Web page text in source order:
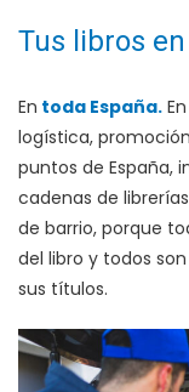
Tus libros
En toda España.
logística,
puntos de España,
cadenas de
de barrio, porque
del libro y todos
sus títulos.